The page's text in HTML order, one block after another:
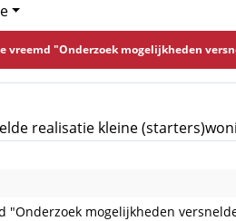
"Onderzoek mogelijkheden versnelde realisatie kleine
realisatie kleine
"Onderzoek mogelijkheden